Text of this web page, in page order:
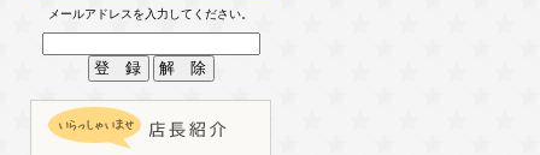
メールアドレスを入力してください。